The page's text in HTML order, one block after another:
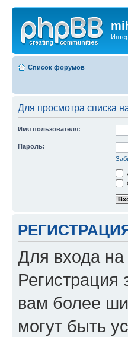
Список форумов
Для просмотра списка
Имя пользователя:
Пароль:
Для входа
Регистрация
вам более
могут быть